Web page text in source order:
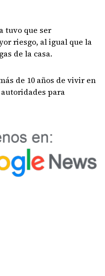
tuvo que ser
riesgo, al igual que la
de la casa.
de 10 años de vivir en
para